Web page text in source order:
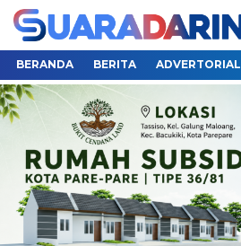
BERANDA BERITA ADVERTORIAL